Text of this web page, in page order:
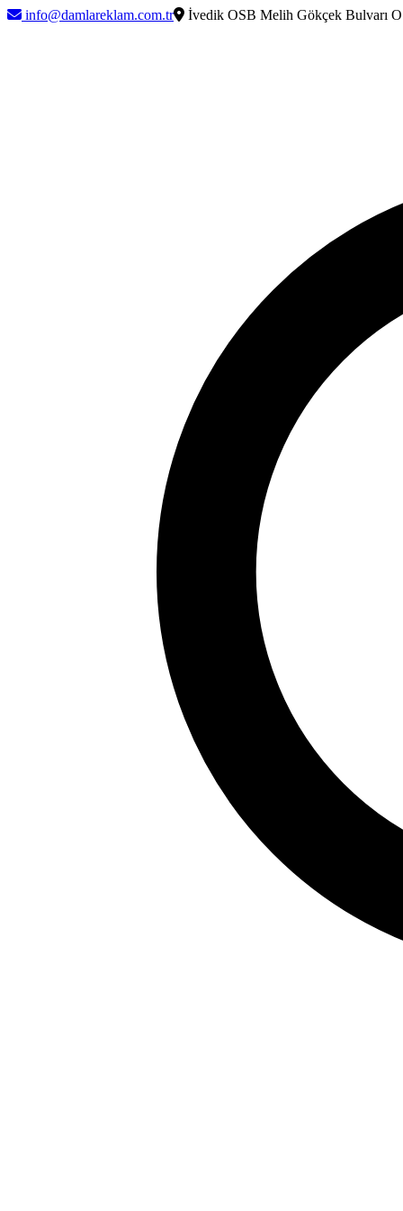
info@damlareklam.com.tr İvedik OSB Melih Gökçek Bulvarı